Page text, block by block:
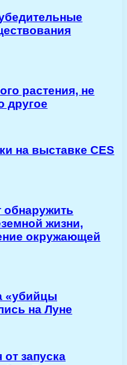
растения, не
другое
на выставке CES
жизни,
окружающей
«убийцы
на Луне
запуска